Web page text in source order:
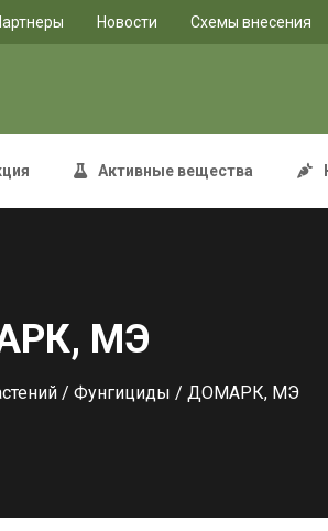
Новости Схемы внесения
Активные вещества
МЭ
/ Фунгициды / ДОМАРК, МЭ